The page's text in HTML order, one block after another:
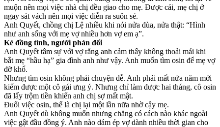
muộn nên mọi việc nhà chị đều giao cho mẹ. Được cái, mẹ chị ở
ngay sát vách nên mọi việc diễn ra suôn sẻ.
Anh Quyết, chồng chị Lệ nhiều khi nói nửa đùa, nửa thật: “Hình
như anh sống với mẹ vợ nhiều hơn vợ em ạ”.
Kẻ đồng tình, người phản đối
Anh Quyết tâm sự với vợ rằng anh cảm thấy không thoải mái khi
bắt mẹ “hầu hạ” gia đình anh như vậy. Anh muốn tìm osin để mẹ vợ
đỡ khổ.
Nhưng tìm osin không phải chuyện dễ. Anh phải mất nửa năm mới
kiếm được một cô gái ưng ý. Nhưng chỉ làm được hai tháng, cô osin
đã lấy trộm tiền khiến anh chị sợ mất mật.
Đuổi việc osin, thế là chị lại một lần nữa nhờ cậy mẹ.
Anh Quyết dù không muốn nhưng chẳng có cách nào khác ngoài
việc gật đầu đồng ý. Anh nào dám ép vợ dành nhiều thời gian cho